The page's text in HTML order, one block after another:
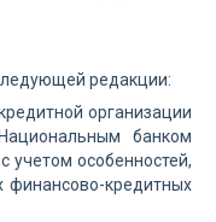
редакции:
организации
банком
учетом особенностей,
финансово-кредитных